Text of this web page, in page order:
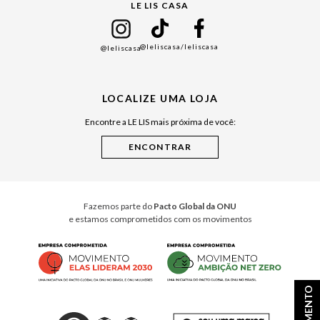
Cuidados Casa
LE LIS CASA
@leliscasa@leliscasa/leliscasa
LOCALIZE UMA LOJA
Encontre a LE LIS mais próxima de você:
Fazemos parte do Pacto Global da ONU
e estamos comprometidos com os movimentos